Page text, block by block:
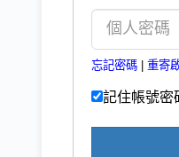
忘記密碼 重寄
記住帳號密